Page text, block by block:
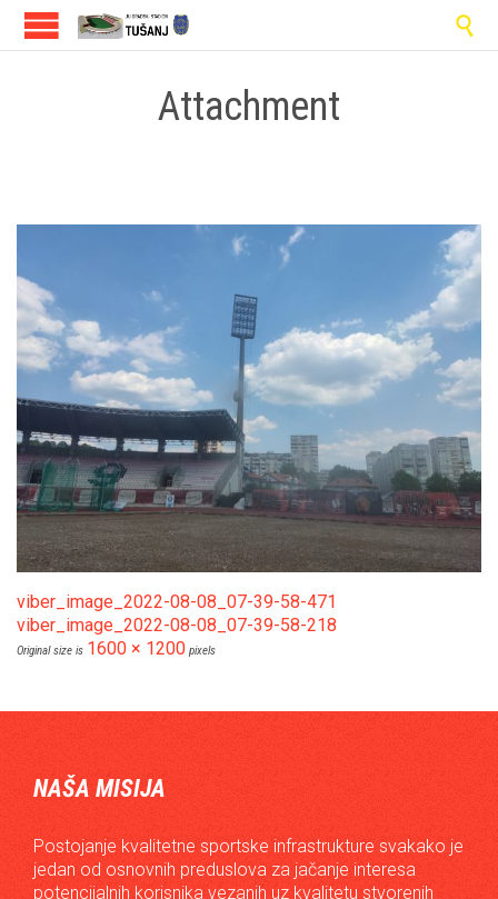

Attachment
viber_image_2022-08-08_07-39-58-471
viber_image_2022-08-08_07-39-58-218
Original size is 1600 × 1200 pixels
NAŠA MISIJA
Postojanje kvalitetne sportske infrastrukture svakako je
jedan od osnovnih preduslova za jačanje interesa
potencijalnih korisnika vezanih uz kvalitetu stvorenih